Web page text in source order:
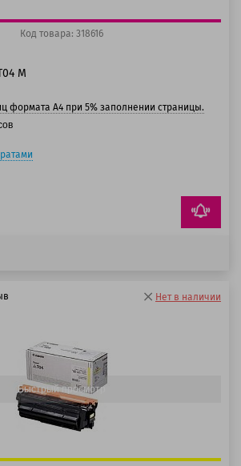
Код товара: 318616
M
формата A4 при 5% заполнении страницы.
Нет в наличии
Быстрый просмотр